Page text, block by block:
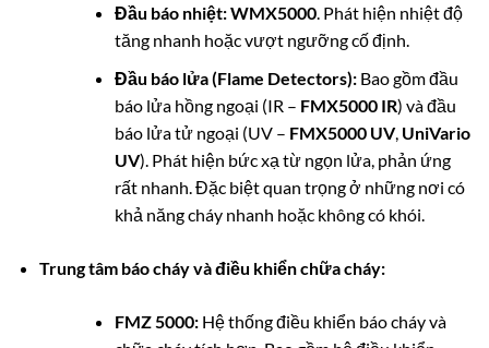
Đầu báo nhiệt:WMX5000. Phát hiện nhiệt độ
tăng nhanh hoặc vượt ngưỡng cố định.
Đầu báo lửa (Flame Detectors):Bao gồm đầu
báo lửa hồng ngoại (IR – FMX5000 IR) và đầu
báo lửa tử ngoại (UV – FMX5000 UV, UniVario
UV). Phát hiện bức xạ từ ngọn lửa, phản ứng
rất nhanh. Đặc biệt quan trọng ở những nơi có
khả năng cháy nhanh hoặc không có khói.
Trung tâm báo cháy và điều khiển chữa cháy:
FMZ 5000:Hệ thống điều khiển báo cháy và